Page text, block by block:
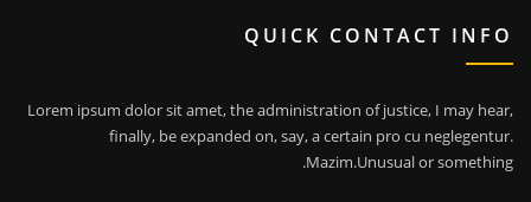
QUICK CONTACT INFO
Lorem ipsum dolor sit amet, the administration of justice, I may hear,
finally, be expanded on, say, a certain pro cu neglegentur.
Mazim.Unusual or something.